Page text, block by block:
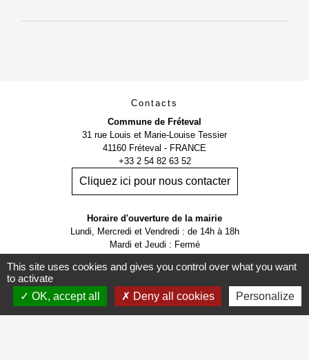
Contacts
Commune de Fréteval
31 rue Louis et Marie-Louise Tessier
41160 Fréteval - FRANCE
+33 2 54 82 63 52
Cliquez ici pour nous contacter
Horaire d'ouverture de la mairie
Lundi, Mercredi et Vendredi : de 14h à 18h
Mardi et Jeudi : Fermé
Possibilité d'être reçu sur RDV.
This site uses cookies and gives you control over what you want
to activate
OK, accept all
Deny all cookies Personalize